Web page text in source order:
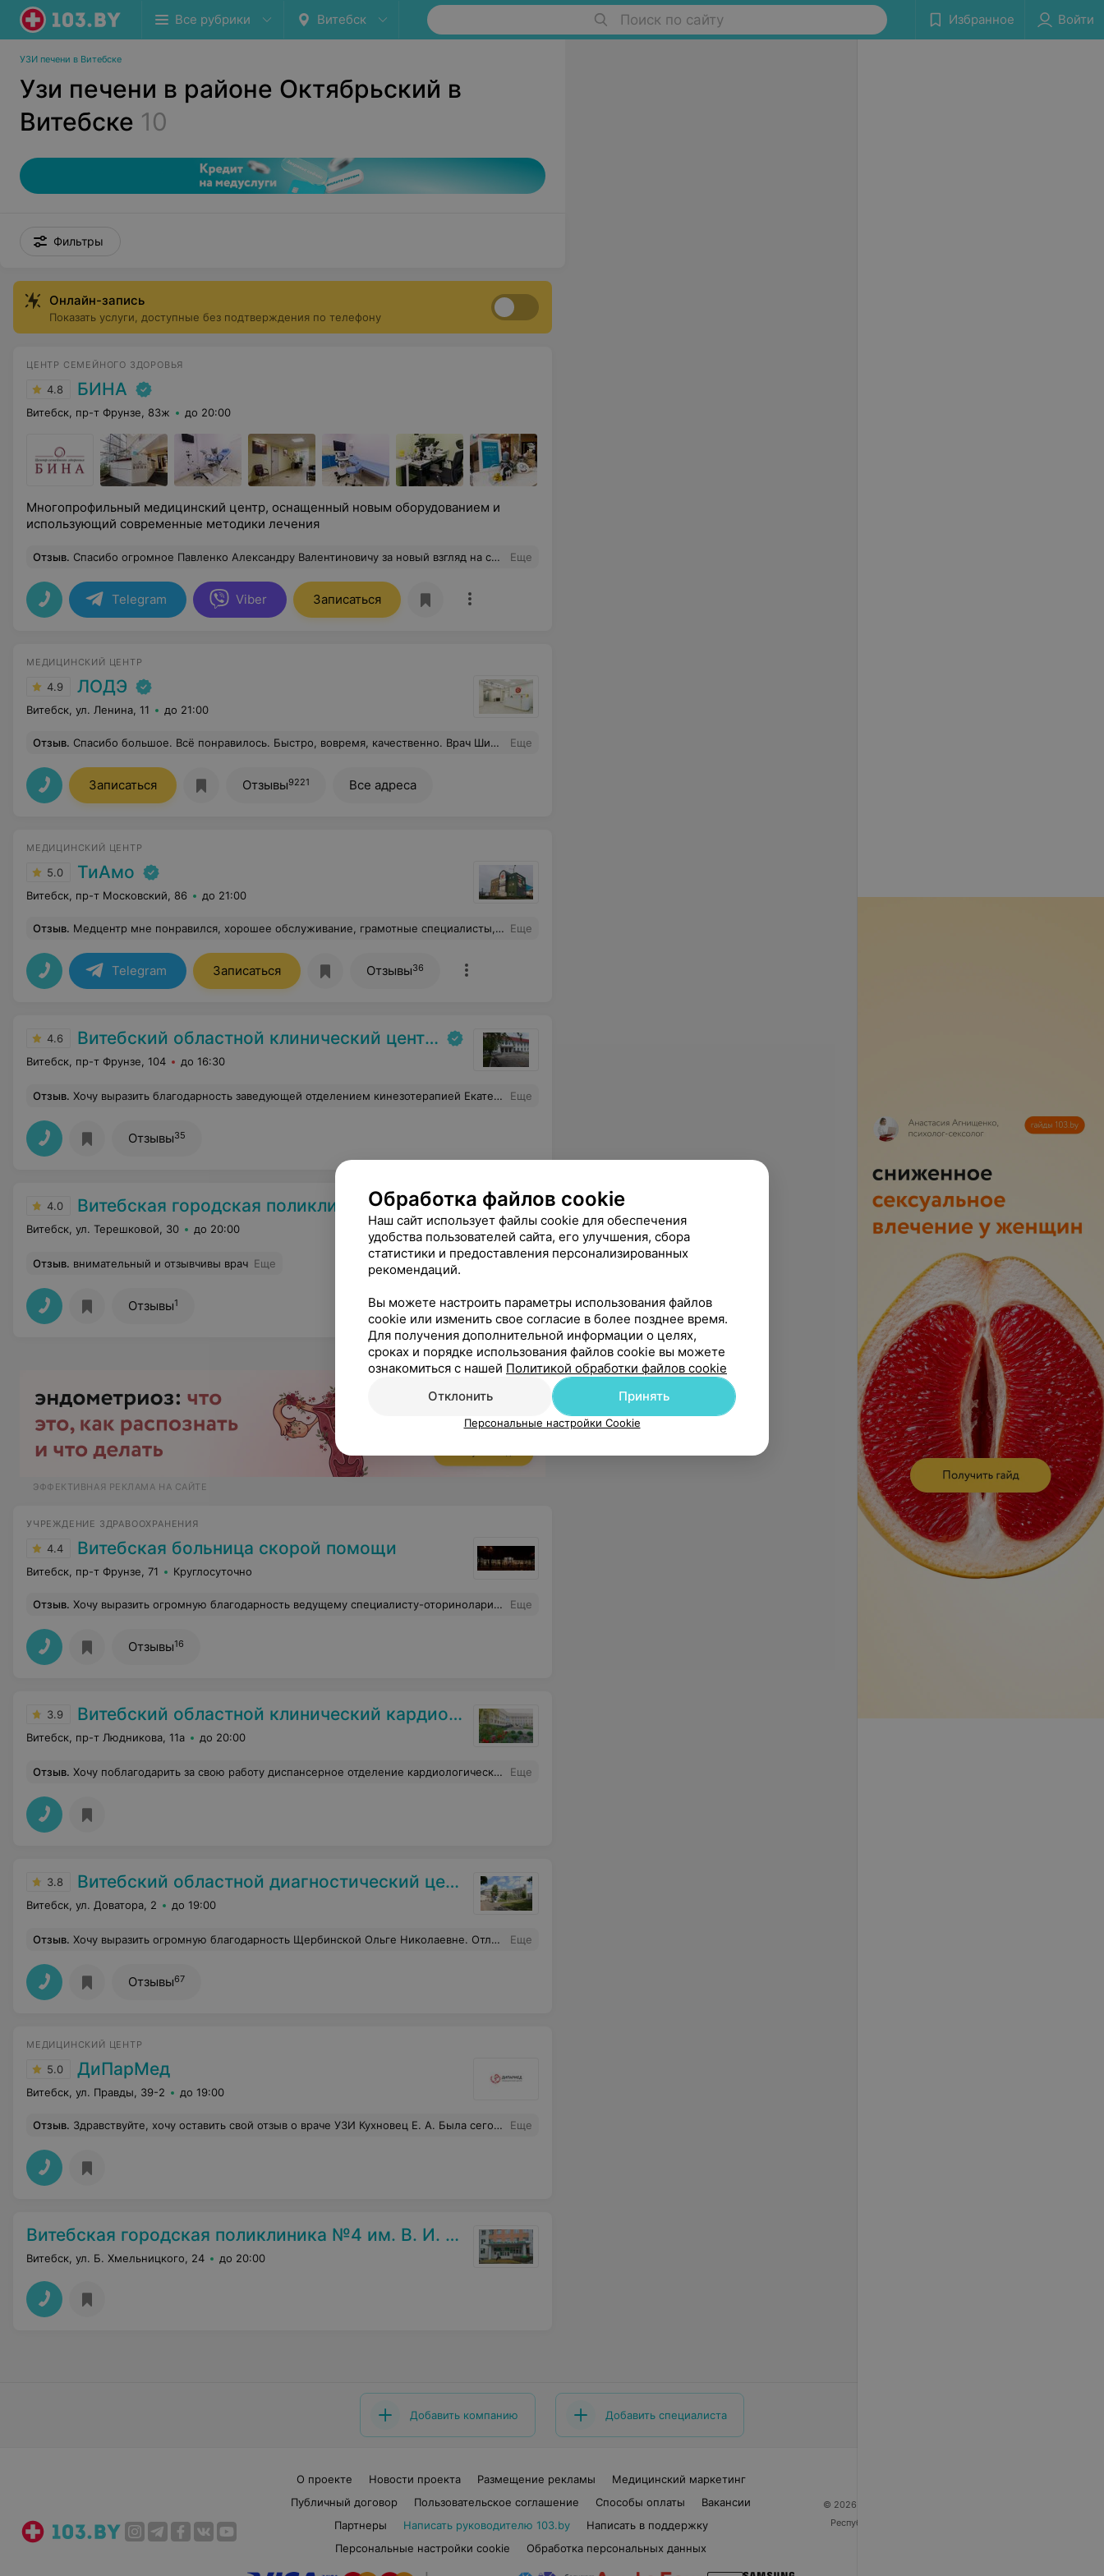
Все рубрики Витебск Поиск по сайту Избранное Войти
УЗИ печени в Витебске
Узи печени в районе Октябрьский в
Витебске 10
Фильтры
Онлайн-запись
Показать услуги, доступные без подтверждения по телефону
ЦЕНТР СЕМЕЙНОГО ЗДОРОВЬЯ
4.8 БИНА
Витебск, пр-т Фрунзе, 83ж до 20:00
Многопрофильный медицинский центр, оснащенный новым оборудованием и
использующий современные методики лечения
Отзыв. Спасибо огромное Павленко Александру Валентиновичу за новый взгляд на себя и на мир! Делал блефаропластику верхних век и хоть прошло еще пару дней после снятия швов, я уже в восторге от своих глаз. Было страшно, если честно, но оно того стоило. Ещё раз спасибо!!!!! Ещё хочу добавить, что это первая операция в моей жизни и благодаря этому хирургу, мне теперь не страшно "лечь под нож")))) фото до и после Еще
Telegram Viber Записаться
МЕДИЦИНСКИЙ ЦЕНТР
4.9 ЛОДЭ
Витебск, ул. Ленина, 11 до 21:00
Отзыв. Спасибо большое. Всё понравилось. Быстро, вовремя, качественно. Врач Шипунова Е.П. высококвалифицированнный специалист. Подобрала мне корректное лечение. Еще
Записаться Отзывы9221 Все адреса
МЕДИЦИНСКИЙ ЦЕНТР
5.0 ТиАмо
Витебск, пр-т Московский, 86 до 21:00
Отзыв. Медцентр мне понравился, хорошее обслуживание, грамотные специалисты, которые все мне подробно объяснили и назначили нужное лечение. Обязательно буду рекомендовать к посещению своим близким и друзьям! Еще
Telegram Записаться Отзывы36
4.6 Витебский областной клинический центр медицинской реабилитации для инвалидов, ветеранов боевых действий на территории других государств
Витебск, пр-т Фрунзе, 104 до 16:30
Отзыв. Хочу выразить благодарность заведующей отделением кинезотерапией Екатерину Викторовну, инструктора методиста Марину Викторовну и врача рефлексотерапевта Татьяну Владимировну Войнову. Спасибо за эффективное и качественное лечение, высокий профессионализм, отзывчивость и человечность. Еще
Отзывы35
4.0 Витебская городская поликлиника №1
Витебск, ул. Терешковой, 30 до 20:00
Отзыв. внимательный и отзывчивы врач Еще
Отзывы1
ЭФФЕКТИВНАЯ РЕКЛАМА НА САЙТЕ
УЧРЕЖДЕНИЕ ЗДРАВООХРАНЕНИЯ
4.4 Витебская больница скорой помощи
Витебск, пр-т Фрунзе, 71 Круглосуточно
Отзыв. Хочу выразить огромную благодарность ведущему специалисту-оториноларингологу Семёнову Сергею Александровичу за профессионально выполненную операцию по исправлению искривленной носовой перегородки. До этого я годами мучился с затрудненным дыханием, а теперь дышу свободно и легко — качество жизни кардинально улучшилось! Сергей Александрович подробно объяснил все этапы, успокоил перед процедурой и проявил высший уровень мастерства. Отдельное спасибо анестезиологу за безболезненный и комфортный наркоз — никаких осложнений, проснулся как ни в чем не бывало. И весь персонал больницы был на высоте: внимательные медсестры, оперативная помощь на каждом шагу. Рекомендую эту команду всем, кто нуждается в ЛОР-помощи! Еще
Отзывы16
3.9 Витебский областной клинический кардиологический центр
Витебск, пр-т Людникова, 11а до 20:00
Отзыв. Хочу поблагодарить за свою работу диспансерное отделение кардиологического центра. Находился на больничном после перенесенного инфаркта и операции три месяца. Весьма слаженная работа коллектива, внимательные и толковые врачи. Конечно не без очередей, а где их нет. Отдельную благодарность выражаю медицинской сестре - Наталье Юрьевне, за чуткость и понимание, молодое поколение у нас не потеряно Еще
3.8 Витебский областной диагностический центр
Витебск, ул. Доватора, 2 до 19:00
Отзыв. Хочу выразить огромную благодарность Щербинской Ольге Николаевне. Отличный специалист, внимательный доктор. Проходила у неё 2 различных обследования, скажем так, не самых приятных, колоноскопию и ФГДС, все рассказала и объяснила, что сделало данные процедуры менее болезненными.Страх прошёл. Побольше бы таких врачей. Всего вам самого наилучшего!!! Еще
Отзывы67
МЕДИЦИНСКИЙ ЦЕНТР
5.0 ДиПарМед
Витебск, ул. Правды, 39-2 до 19:00
Отзыв. Здравствуйте, хочу оставить свой отзыв о враче УЗИ Кухновец Е. А. Была сегодня( 05.11.25) на УЗИ сердца, УЗИ брюшной полости и УЗИ вен нижних конечностей, осталось очень довольна осмотром, врач очень внимательно смотрит, всё расскажет, посоветует, в моем случае позвонила другому врачу и договорилась о приёме, хочу выразить огромное спасибо и благодарю за такое отношение к пациентам, дай Вам бог здоровья и всего самого хорошего, рекомендую на все 100 процентов, она лучшая из лучших Еще
Витебская городская поликлиника №4 им. В. И. Ленина
Витебск, ул. Б. Хмельницкого, 24 до 20:00
Добавить компанию Добавить специалиста
О проекте Новости проекта Размещение рекламы
Медицинский маркетинг
Публичный договор
Пользовательское соглашение Способы оплаты
Вакансии
Партнеры
Написать руководителю 103.by
Написать в поддержку
Персональные настройки cookie
Обработка персональных данных
© 2026 ООО «Артокс Лаб», УНП 191700409
Республика Беларусь, г. Минск, улица Толбухина, 2,
Обработка файлов cookie
Наш сайт использует файлы cookie для обеспечения
удобства пользователей сайта, его улучшения, сбора
статистики и предоставления персонализированных
рекомендаций.
Вы можете настроить параметры использования файлов
cookie или изменить свое согласие в более позднее время.
Для получения дополнительной информации о целях,
сроках и порядке использования файлов cookie вы можете
ознакомиться с нашей Политикой обработки файлов cookie
Отклонить
Принять
Персональные настройки Cookie